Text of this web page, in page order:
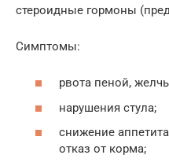
стероидные гормоны
Симптомы:
рвота пеной,
нарушения стула;
снижение
отказ от корма;